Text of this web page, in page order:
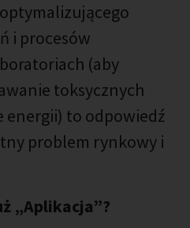
i procesów
(aby
toksycznych
energii) to odpowiedź
problem rynkowy i
„Aplikacja”?